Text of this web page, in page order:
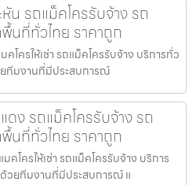
น รถแม็คโครรับจ้าง รถ
นที่ทั่วไทย ราคาถูก
โครให้เช่า รถแม็คโครรับจ้าง บริการทั่ว
ยทีมงานที่มีประสบการณ์
ดง รถแม็คโครรับจ้าง รถ
นที่ทั่วไทย ราคาถูก
คโครให้เช่า รถแม็คโครรับจ้าง บริการ
ด้วยทีมงานที่มีประสบการณ์ แ